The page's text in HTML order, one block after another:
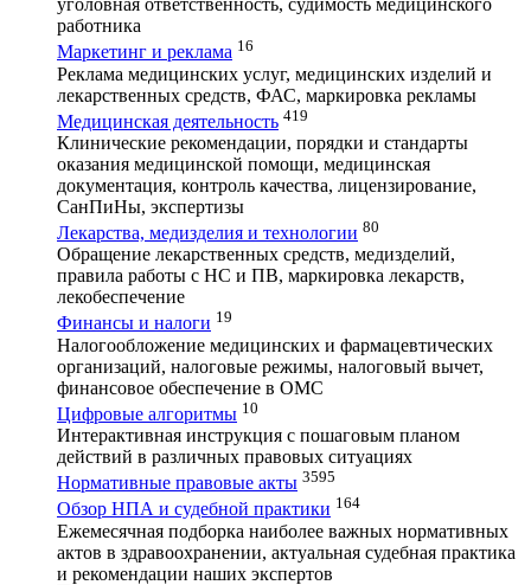
уголовная ответственность, судимость медицинского
работника
Маркетинг и реклама 16
Реклама медицинских услуг, медицинских изделий и
лекарственных средств, ФАС, маркировка рекламы
Медицинская деятельность 419
Клинические рекомендации, порядки и стандарты
оказания медицинской помощи, медицинская
документация, контроль качества, лицензирование,
СанПиНы, экспертизы
Лекарства, медизделия и технологии 80
Обращение лекарственных средств, медизделий,
правила работы с НС и ПВ, маркировка лекарств,
лекобеспечение
Финансы и налоги 19
Налогообложение медицинских и фармацевтических
организаций, налоговые режимы, налоговый вычет,
финансовое обеспечение в ОМС
Цифровые алгоритмы 10
Интерактивная инструкция с пошаговым планом
действий в различных правовых ситуациях
Нормативные правовые акты 3595
Обзор НПА и судебной практики 164
Ежемесячная подборка наиболее важных нормативных
актов в здравоохранении, актуальная судебная практика
и рекомендации наших экспертов